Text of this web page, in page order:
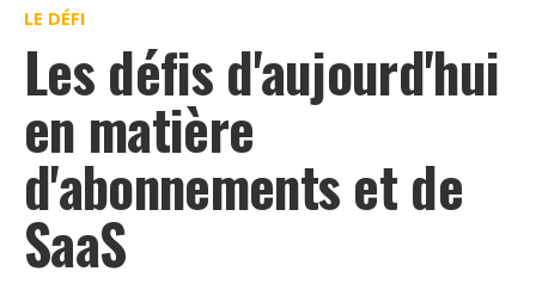
LE DÉFI
Les défis d'aujourd'hui
en matière
d'abonnements et de
SaaS